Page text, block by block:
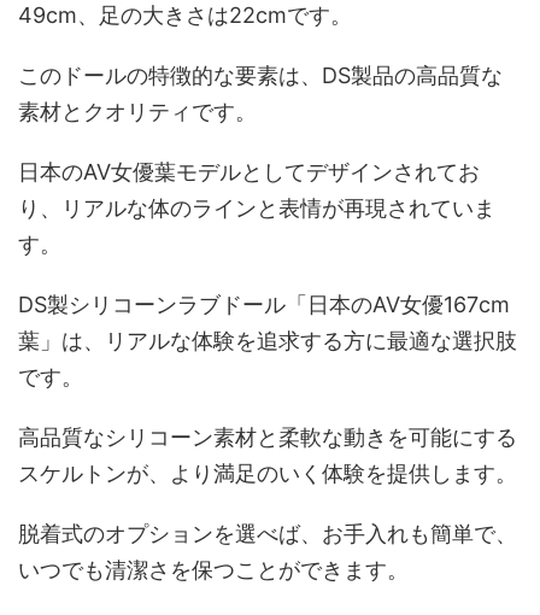
49cm、足の大きさは22cmです。
このドールの特徴的な要素は、DS製品の高品質な
素材とクオリティです。
日本のAV女優葉モデルとしてデザインされてお
り、リアルな体のラインと表情が再現されていま
す。
DS製シリコーンラブドール「日本のAV女優167cm
葉」は、リアルな体験を追求する方に最適な選択肢
です。
高品質なシリコーン素材と柔軟な動きを可能にする
スケルトンが、より満足のいく体験を提供します。
脱着式のオプションを選べば、お手入れも簡単で、
いつでも清潔さを保つことができます。